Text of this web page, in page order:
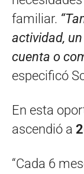
familiar.
actividad,
cuenta o
especificó
En esta
ascendió a
“Cada 6